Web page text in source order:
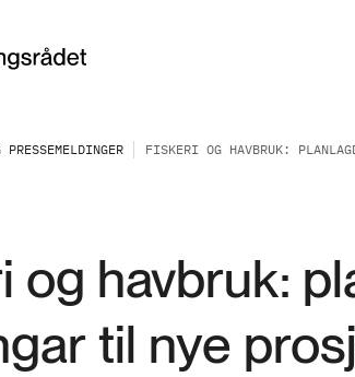
PRESSEMELDINGER FISKERI OG HAVBRUK:
og havbruk:
til nye